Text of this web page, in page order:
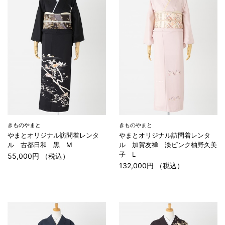
きものやまと
やまとオリジナル訪問着レンタ
ル 古都日和 黒 M
55,000円 （税込）
きものやまと
やまとオリジナル訪問着レンタ
ル 加賀友禅 淡ピンク柚野久美
子 L
132,000円 （税込）